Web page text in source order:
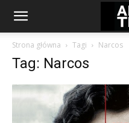
arytmia.eu
Strona główna Tagi Narcos
Tag: Narcos